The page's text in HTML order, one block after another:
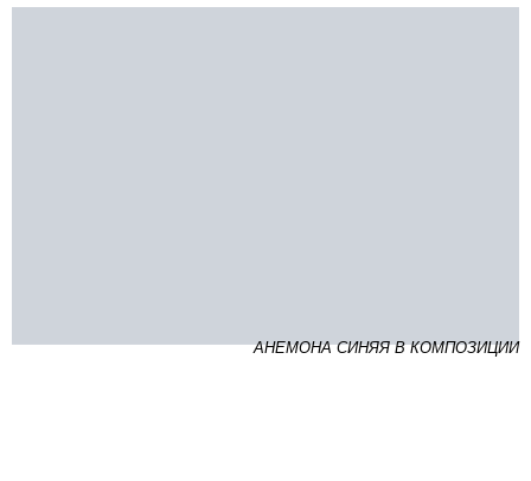
АНЕМОНА СИНЯЯ В КОМПОЗИЦИИ